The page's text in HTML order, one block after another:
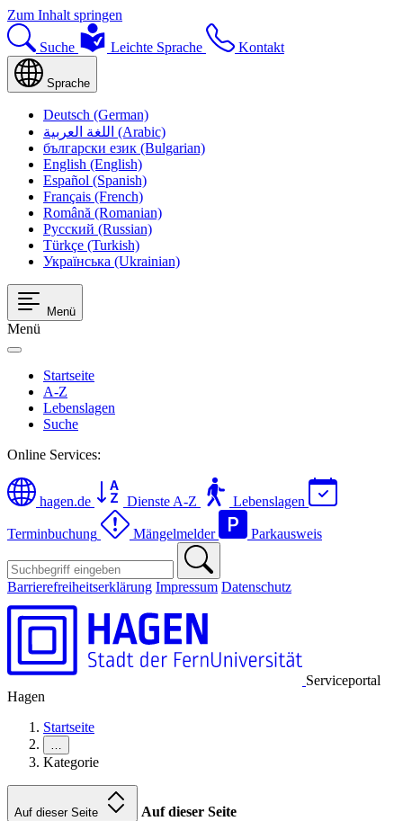
Zum Inhalt springen
Suche Leichte Sprache Kontakt
Sprache
Deutsch (German)
اللغة العربية (Arabic)
български език (Bulgarian)
English (English)
Español (Spanish)
Français (French)
Română (Romanian)
Русский (Russian)
Türkçe (Turkish)
Українська (Ukrainian)
Menü
Menü
Startseite
A-Z
Lebenslagen
Suche
Online Services:
hagen.de Dienste A-Z Lebenslagen
Terminbuchung Mängelmelder Parkausweis
Barrierefreiheitserklärung Impressum Datenschutz
Serviceportal
Hagen
Startseite
…
Kategorie
Auf dieser Seite Auf dieser Seite